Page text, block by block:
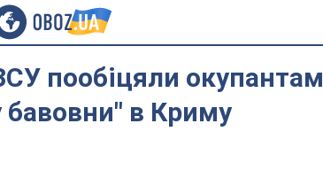
пообіцяли окупантам
в Криму